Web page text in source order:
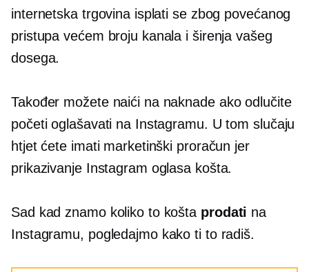
internetska trgovina isplati se zbog povećanog
pristupa većem broju kanala i širenja vašeg
dosega.
Također možete naići na naknade ako odlučite
početi oglašavati na Instagramu. U tom slučaju
htjet ćete imati marketinški proračun jer
prikazivanje Instagram oglasa košta.
Sad kad znamo koliko to košta prodati na
Instagramu, pogledajmo kako ti to radiš.